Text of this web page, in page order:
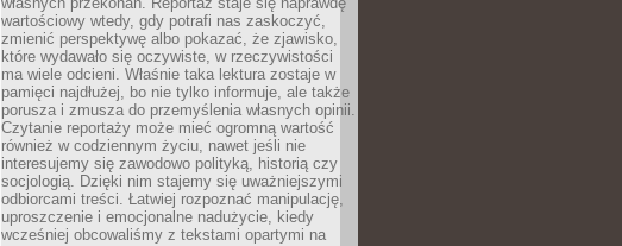
wartościowy wtedy, gdy potrafi nas zaskoczyć,
zmienić perspektywę albo pokazać, że zjawisko,
które wydawało się oczywiste, w rzeczywistości
ma wiele odcieni. Właśnie taka lektura zostaje w
pamięci najdłużej, bo nie tylko informuje, ale także
porusza i zmusza do przemyślenia własnych opinii.
Czytanie reportaży może mieć ogromną wartość
również w codziennym życiu, nawet jeśli nie
interesujemy się zawodowo polityką, historią czy
socjologią. Dzięki nim stajemy się uważniejszymi
odbiorcami treści. Łatwiej rozpoznać manipulację,
uproszczenie i emocjonalne nadużycie, kiedy
wcześniej obcowaliśmy z tekstami opartymi na